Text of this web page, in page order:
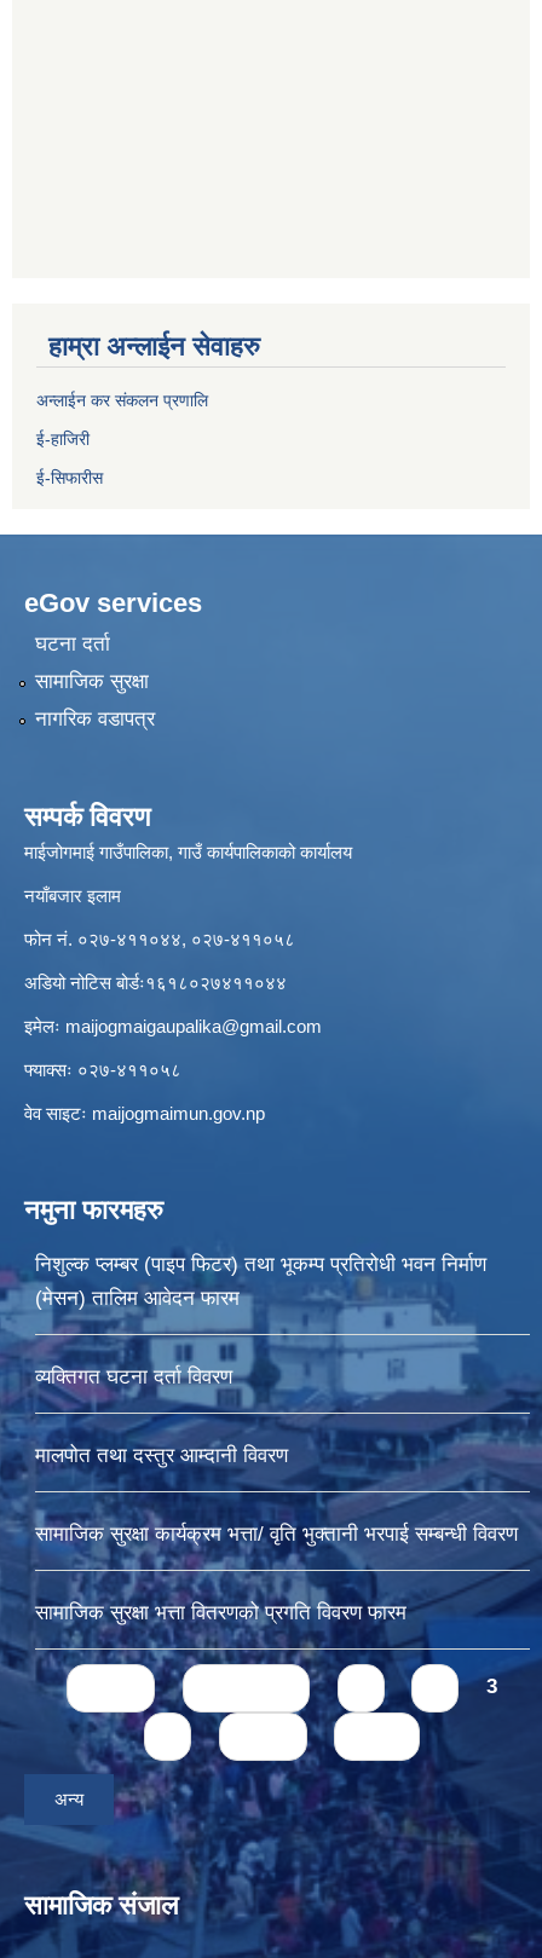
हाम्रा अन्लाईन सेवाहरु
अन्लाईन कर संकलन प्रणालि
ई-हाजिरी
ई-सिफारीस
eGov services
घटना दर्ता
सामाजिक सुरक्षा
नागरिक वडापत्र
सम्पर्क विवरण
माईजोगमाई गाउँपालिका, गाउँ कार्यपालिकाको कार्यालय
नयाँबजार इलाम
फोन नं. ०२७-४११०४४, ०२७-४११०५८
अडियो नोटिस बोर्डः१६१८०२७४११०४४
इमेलः maijogmaigaupalika@gmail.com
फ्याक्सः ०२७-४११०५८
वेव साइटः maijogmaimun.gov.np
नमुना फारमहरु
निशुल्क प्लम्बर (पाइप फिटर) तथा भूकम्प प्रतिरोधी भवन निर्माण
(मेसन) तालिम आवेदन फारम
व्यक्तिगत घटना दर्ता विवरण
मालपोत तथा दस्तुर आम्दानी विवरण
सामाजिक सुरक्षा कार्यक्रम भत्ता/ वृति भुक्तानी भरपाई सम्बन्धी विवरण
सामाजिक सुरक्षा भत्ता वितरणको प्रगति विवरण फारम
Pages 3
अन्य
सामाजिक संजाल